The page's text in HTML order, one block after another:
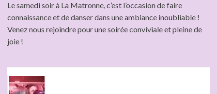
Le samedi soir à La Matronne, c’est l’occasion de faire
connaissance et de danser dans une ambiance inoubliable !
Venez nous rejoindre pour une soirée conviviale et pleine de
joie !